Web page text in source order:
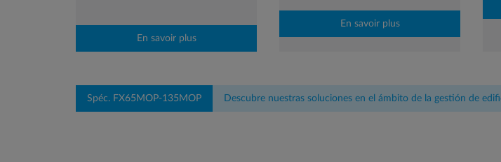
En savoir plus
En savoir plus
Spéc. FX65MOP-135MOP Descubre nuestras soluciones en el ámbito de la gestión de